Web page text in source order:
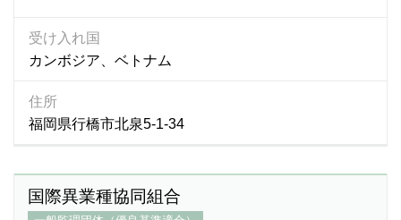
受け入れ国
カンボジア、ベトナム
住所
福岡県行橋市北泉5-1-34
国際異業種協同組合